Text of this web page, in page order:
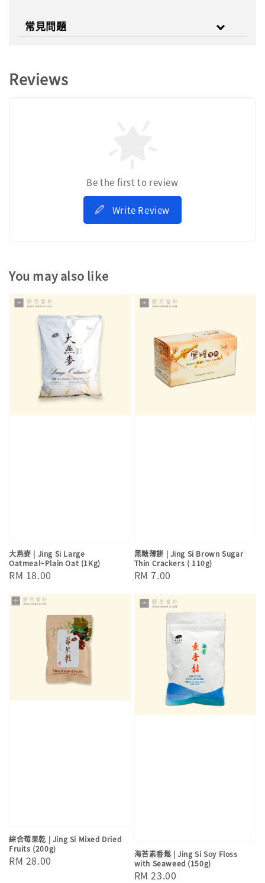
常見問題
Reviews
Be the first to review
Write Review
You may also like
大燕麥 | Jing Si Large
Oatmeal~Plain Oat (1Kg)
Regular
RM 18.00
黑糖薄餅 | Jing Si Brown Sugar
Thin Crackers ( 110g)
Regular
RM 7.00
綜合莓果乾 | Jing Si Mixed Dried
Fruits (200g)
Regular
RM 28.00
海苔素香鬆 | Jing Si Soy Floss
with Seaweed (150g)
Regular
RM 23.00